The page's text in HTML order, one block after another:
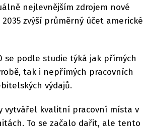
nejlevnějším zdrojem nové
zvýší průměrný účet americké
se podle studie týká jak přímých
tak i nepřímých pracovních
výdajů.
vytvářel kvalitní pracovní místa v
To se začalo dařit, ale tento